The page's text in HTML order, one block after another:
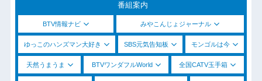
番組案内
BTV情報ナビ みやこんじょジャーナル
ゆっこのハンズマン大好き SBS元気告知板 モンゴルは今
天然うまうま BTVワンダフルWorld 全国CATV玉手箱